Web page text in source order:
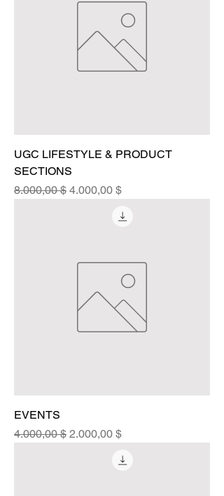
UGC LIFESTYLE & PRODUCT
SECTIONS
Standardpreis
8.000,00 $ Sale-Preis
4.000,00 $
EVENTS
Standardpreis
4.000,00 $ Sale-Preis
2.000,00 $